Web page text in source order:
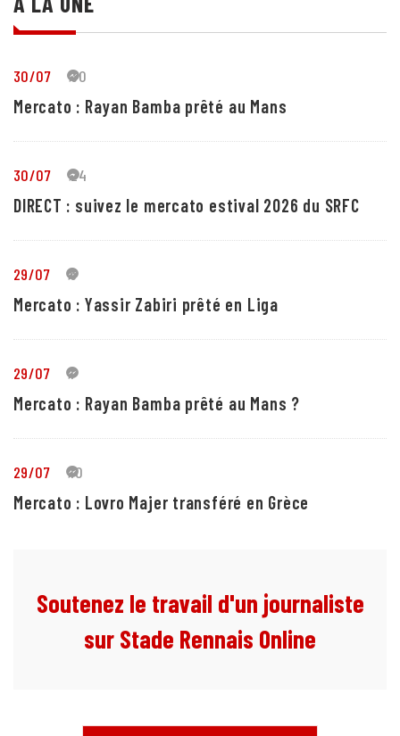
30/07 30
Mercato : Rayan Bamba prêté au Mans
30/07 24
DIRECT : suivez le mercato estival 2026 du SRFC
29/07 5
Mercato : Yassir Zabiri prêté en Liga
29/07 1
Mercato : Rayan Bamba prêté au Mans ?
29/07 10
Mercato : Lovro Majer transféré en Grèce
Soutenez le travail d'un journaliste
sur Stade Rennais Online